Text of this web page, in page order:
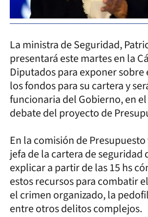
La ministra de Seguridad,
presentará este martes en la
Diputados para exponer sobre
los fondos para su cartera y
funcionaria del Gobierno, en
debate del proyecto de
En la comisión de
jefa de la cartera de seguridad
explicar a partir de las 15 hs
estos recursos para combatir
el crimen organizado, la
entre otros delitos complejos.